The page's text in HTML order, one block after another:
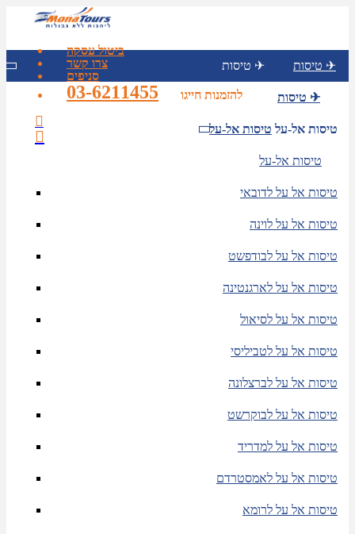
ביטול עסקה
צרו קשר
סניפים
להזמנות חייגו
03-6211455
טיסות ✈ טיסות ✈
טיסות ✈
טיסות אל-על טיסות אל-על
טיסות אל-על
טיסות אל על לדובאי
טיסות אל על לוינה
טיסות אל על לבודפשט
טיסות אל על לארגנטינה
טיסות אל על לסיאול
טיסות אל על לטביליסי
טיסות אל על לברצלונה
טיסות אל על לבוקרשט
טיסות אל על למדריד
טיסות אל על לאמסטרדם
טיסות אל על לרומא